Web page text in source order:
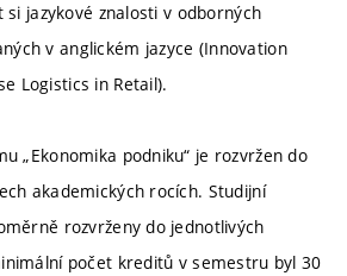
jazykové znalosti v odborných
v anglickém jazyce (Innovation
Logistics in Retail).
„Ekonomika podniku“ je rozvržen do
akademických rocích. Studijní
rozvrženy do jednotlivých
počet kreditů v semestru byl 30